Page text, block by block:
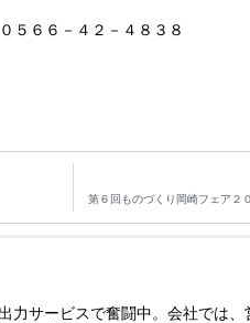
６６－４２－４８３８
第６回ものづくり岡崎フェア２
力サービスで奮闘中。会社では、